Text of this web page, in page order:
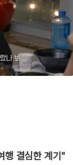
행 결심한 계기"